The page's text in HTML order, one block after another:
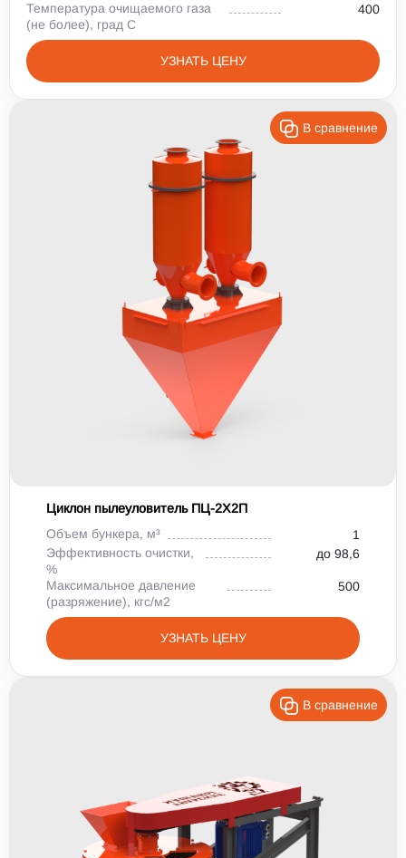
Температура очищаемого газа
(не более), град С
400
УЗНАТЬ ЦЕНУ
В сравнение
Циклон пылеуловитель ПЦ-2X2П
Объем бункера, м³
1
Эффективность очистки,
%
до 98,6
Максимальное давление
(разряжение), кгс/м2
500
УЗНАТЬ ЦЕНУ
В сравнение